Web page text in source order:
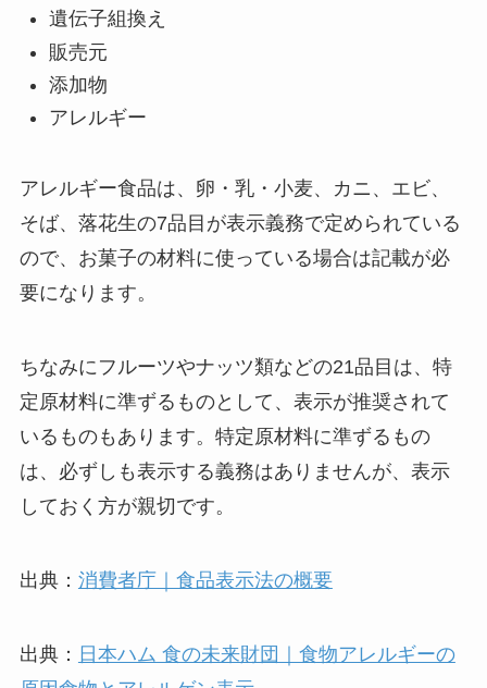
遺伝子組換え
販売元
添加物
アレルギー
アレルギー食品は、卵・乳・小麦、カニ、エビ、
そば、落花生の7品目が表示義務で定められている
ので、お菓子の材料に使っている場合は記載が必
要になります。
ちなみにフルーツやナッツ類などの21品目は、特
定原材料に準ずるものとして、表示が推奨されて
いるものもあります。特定原材料に準ずるもの
は、必ずしも表示する義務はありませんが、表示
しておく方が親切です。
出典： 消費者庁｜食品表示法の概要
出典： 日本ハム 食の未来財団｜食物アレルギーの